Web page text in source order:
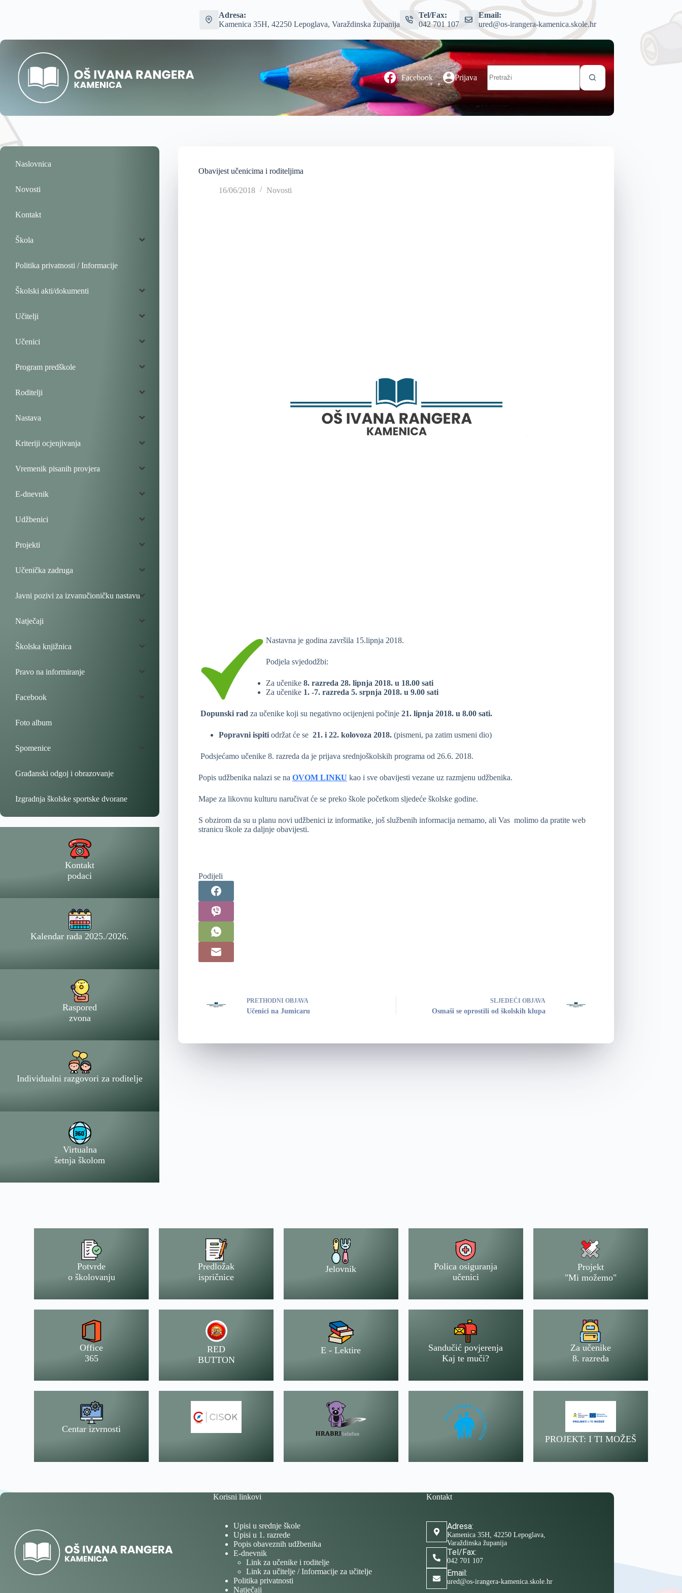
Adresa:
Kamenica 35H, 42250 Lepoglava, Varaždinska županija
Tel/Fax:
042 701 107
Email:
ured@os-irangera-kamenica.skole.hr
Facebook Prijava
Obavijest učenicima i roditeljima
16/06/2018 Novosti
Nastavna je godina završila 15.lipnja 2018.
Podjela svjedodžbi:
Za učenike 8. razreda 28. lipnja 2018. u 18.00 sati
Za učenike1. -7. razreda 5. srpnja 2018. u 9.00 sati
Dopunski rad za učenike koji su negativno ocijenjeni počinje21. lipnja 2018. u 8.00 sati.
Popravni ispiti održat će se21. i 22. kolovoza 2018. (pismeni, pa zatim usmeni dio)
Podsjećamo učenike 8. razreda da je prijava srednjoškolskih programa od 26.6. 2018.
Popis udžbenika nalazi se na OVOM LINKU kao i sve obavijesti vezane uz razmjenu udžbenika.
Mape za likovnu kulturu naručivat će se preko škole početkom sljedeće školske godine.
S obzirom da su u planu novi udžbenici iz informatike, još službenih informacija nemamo, ali Vas molimo da pratite web
stranicu škole za daljnje obavijesti.
Podijeli
PRETHODNI OBJAVA
Učenici na Jumicaru
SLJEDEĆI OBJAVA
Osmaši se oprostili od školskih klupa
Naslovnica
Novosti
Kontakt
Škola
Politika privatnosti / Informacije
Školski akti/dokumenti
Učitelji
Učenici
Program predškole
Roditelji
Nastava
Kriteriji ocjenjivanja
Vremenik pisanih provjera
E-dnevnik
Udžbenici
Projekti
Učenička zadruga
Javni pozivi za izvanučioničku nastavu
Natječaji
Školska knjižnica
Pravo na informiranje
Facebook
Foto album
Spomenice
Građanski odgoj i obrazovanje
Izgradnja školske sportske dvorane
Kontakt
podaci
Kalendar rada 2025./2026.
Raspored
zvona
Individualni razgovori za roditelje
Virtualna
šetnja školom
Potvrde
o školovanju
Predložak
ispričnice
Jelovnik
Polica osiguranja
učenici
Projekt
"Mi možemo"
Office
365
RED
BUTTON
E - Lektire
Sandučić povjerenja
Kaj te muči?
Za učenike
8. razreda
Centar izvrnosti
PROJEKT: I TI MOŽEŠ
Korisni linkovi
Upisi u srednje škole
Upisi u 1. razrede
Popis obaveznih udžbenika
E-dnevnik
Link za učenike i roditelje
Link za učitelje / Informacije za učitelje
Politika privatnosti
Natječaji
Kontakt
Adresa:
Kamenica 35H, 42250 Lepoglava,
Varaždinska županija
Tel/Fax:
042 701 107
Email:
ured@os-irangera-kamenica.skole.hr